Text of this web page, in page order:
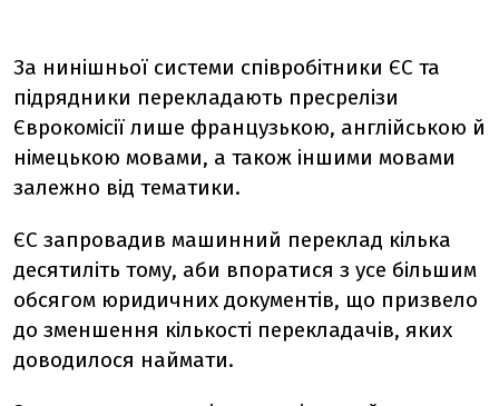
За нинішньої системи співробітники ЄС та
підрядники перекладають пресрелізи
Єврокомісії лише французькою, англійською й
німецькою мовами, а також іншими мовами
залежно від тематики.
ЄС запровадив машинний переклад кілька
десятиліть тому, аби впоратися з усе більшим
обсягом юридичних документів, що призвело
до зменшення кількості перекладачів, яких
доводилося наймати.